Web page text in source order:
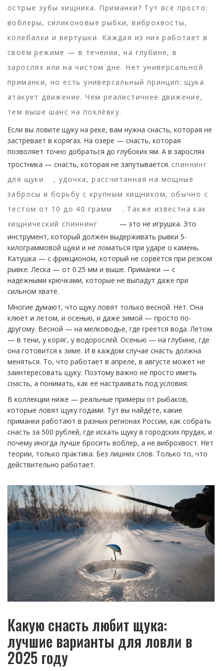
острые зубы хищника. Приманки? Тут всё просто:
воблеры, силиконовые рыбки, виброхвосты,
колебалки и вертушки. Каждая из них работает в
своём режиме — в течении, на глубине, в
зарослях или на чистом дне. Нет универсальной
приманки, но есть универсальный принцип: щука
атакует движение. Чем реалистичнее движение,
тем выше шанс на поклёвку.
Если вы ловите щуку на реке, вам нужна снасть, которая не
застревает в корягах. На озере — снасть, которая
позволяет точно добраться до глубоких ям. А в зарослях
тростника — снасть, которая не запутывается. спиннинг
для щуки
,удочка, рассчитанная на мощные
забросы и борьбу с крупным хищником, обычно с
тестом от 10 до 40 грамм
. Также известна как
хищнический спиннинг
— это не игрушка. Это
инструмент, который должен выдерживать рывки 5-
килограммовой щуки и не ломаться при ударе о камень.
Катушка — с фрикционом, который не сорвётся при резком
рывке. Леска — от 0.25 мм и выше. Приманки — с
надёжными крючками, которые не выпадут даже при
сильном хвате.
Многие думают, что щуку ловят только весной. Нет. Она
клюёт и летом, и осенью, и даже зимой — просто по-
другому. Весной — на мелководье, где греется вода. Летом
— в тени, у коряг, у водорослей. Осенью — на глубине, где
она готовится к зиме. И в каждом случае снасть должна
меняться. То, что работает в апреле, в августе может не
заинтересовать щуку. Поэтому важно не просто иметь
снасть, а понимать, как её настраивать под условия.
В коллекции ниже — реальные примеры от рыбаков,
которые ловят щуку годами. Тут вы найдёте, какие
приманки работают в разных регионах России, как собрать
снасть за 500 рублей, где искать щуку в городских прудах, и
почему иногда лучше бросить воблер, а не виброхвост. Нет
теории, только практика. Без лишних слов. Только то, что
действительно работает.
Какую снасть любит щука:
лучшие варианты для ловли в
2025 году